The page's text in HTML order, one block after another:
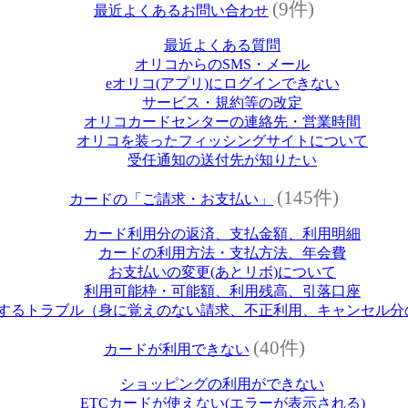
最近よくあるお問い合わせ (9件)
最近よくある質問
オリコからのSMS・メール
eオリコ(アプリ)にログインできない
サービス・規約等の改定
オリコカードセンターの連絡先・営業時間
オリコを装ったフィッシングサイトについて
受任通知の送付先が知りたい
カードの「ご請求・お支払い」 (145件)
カード利用分の返済、支払金額、利用明細
カードの利用方法・支払方法、年会費
お支払いの変更(あとリボ)について
利用可能枠・可能額、利用残高、引落口座
るトラブル（身に覚えのない請求、不正利用、キャンセル
カードが利用できない (40件)
ショッピングの利用ができない
ETCカードが使えない(エラーが表示される)